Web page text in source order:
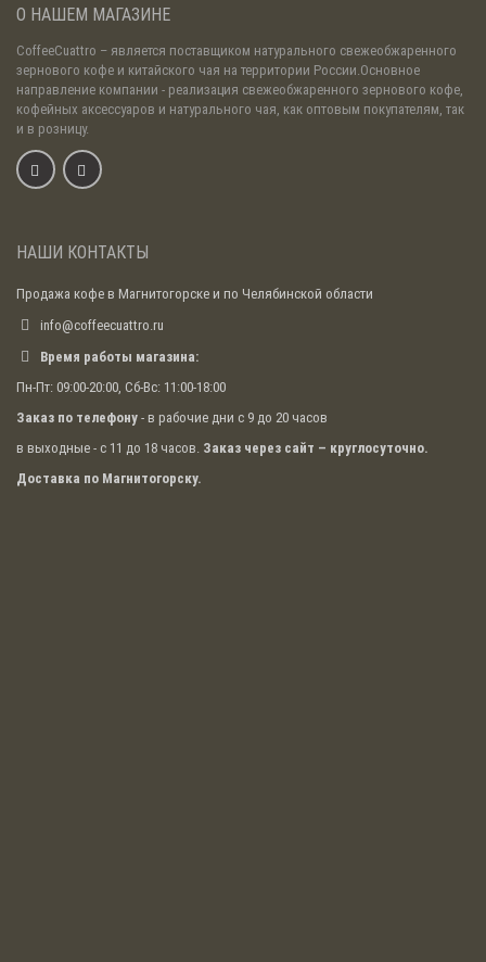
О НАШЕМ МАГАЗИНЕ
CoffeeCuattro – является поставщиком натурального свежеобжаренного
зернового кофе и китайского чая на территории России.Основное
направление компании - реализация свежеобжаренного зернового кофе,
кофейных аксессуаров и натурального чая, как оптовым покупателям, так
и в розницу.
НАШИ КОНТАКТЫ
Продажа кофе в Магнитогорске и по Челябинской области
info@coffeecuattro.ru
Время работы магазина:
Пн-Пт: 09:00-20:00, Сб-Вс: 11:00-18:00
Заказ по телефону - в рабочие дни с 9 до 20 часов
в выходные - с 11 до 18 часов. Заказ через сайт – круглосуточно.
Доставка по Магнитогорску.